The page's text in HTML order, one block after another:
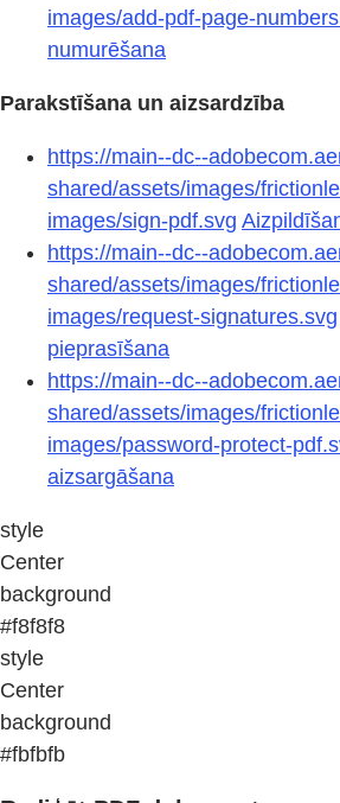
images/add-pdf-page-
numurēšana
Parakstīšana un aizsardzība
https://main--dc--
shared/assets/images/
images/sign-pdf.svg
https://main--dc--
shared/assets/images/
images/request-signatures.svg
pieprasīšana
https://main--dc--
shared/assets/images/
images/password-protect-
aizsargāšana
style
Center
background
#f8f8f8
style
Center
background
#fbfbfb